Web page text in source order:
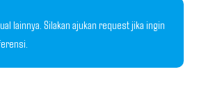
lainnya. Silakan ajukan request jika ingin